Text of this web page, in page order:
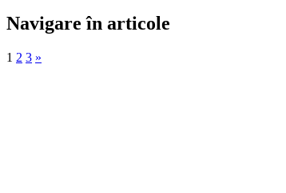
Navigare în articole
1 2 3 »